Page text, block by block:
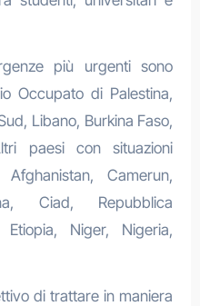
più urgenti sono
Occupato di Palestina,
Libano, Burkina Faso,
paesi con situazioni
Camerun,
Ciad, Repubblica
Niger, Nigeria,
di trattare in maniera